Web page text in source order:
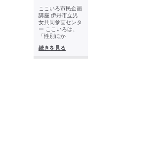
ここいろ市民企画
講座 伊丹市立男
女共同参画センタ
ー ここいろは、
「性別にか
続きを見る